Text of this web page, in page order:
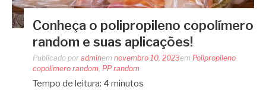
Conheça o polipropileno copolímero
random e suas aplicações!
Publicado por adminem novembro 10, 2023em Polipropileno
copolímero random PP random
Tempo de leitura: 4 minutos